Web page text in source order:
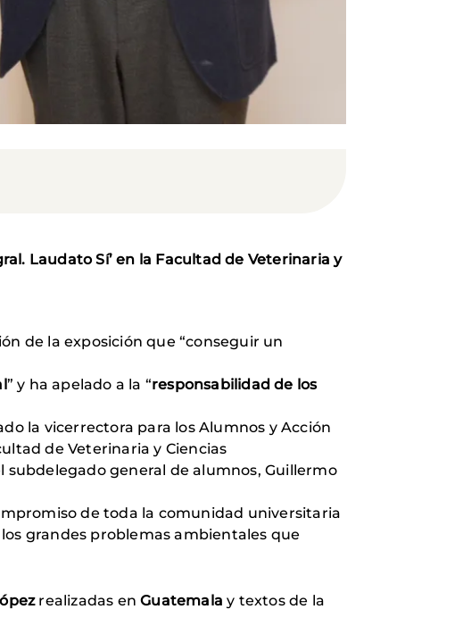
Laudato Sí’ en la Facultad de Veterinaria y
de la exposición que “conseguir un
” y ha apelado a la “responsabilidad de los
la vicerrectora para los Alumnos y Acción
de Veterinaria y Ciencias
subdelegado general de alumnos, Guillermo
de toda la comunidad universitaria
grandes problemas ambientales que
realizadas enGuatemala y textos de la